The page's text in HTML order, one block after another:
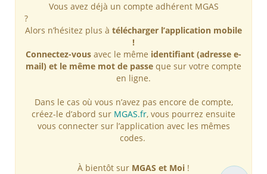
Vous avez déjà un compte adhérent MGAS
Alors n’hésitez plus à télécharger l’application mobile
!
Connectez-vous avec le même identifiant (adresse e-
mail) et le même mot de passe que sur votre compte
en ligne.
Dans le cas où vous n’avez pas encore de compte,
créez-le d’abord sur MGAS.fr, vous pourrez ensuite
vous connecter sur l’application avec les mêmes
codes.
À bientôt sur MGAS et Moi !